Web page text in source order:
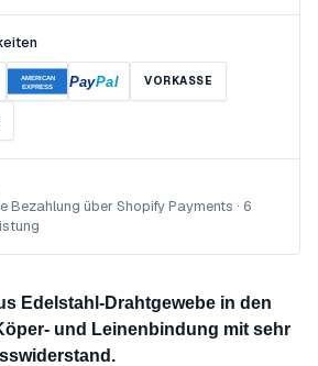
AMERICAN
EXPRESS
PayPal VORKASSE
Bezahlung über Shopify Payments · 6
Edelstahl-Drahtgewebe in den
und Leinenbindung mit sehr